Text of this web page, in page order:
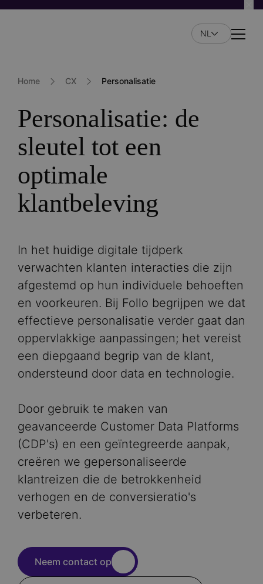
Overslaan
gaan
NL
Home CX Personalisatie
Personalisatie: de
sleutel tot een
optimale
klantbeleving
In het huidige digitale tijdperk
verwachten klanten interacties die zijn
afgestemd op hun individuele behoeften
en voorkeuren. Bij Follo begrijpen we dat
effectieve personalisatie verder gaat dan
oppervlakkige aanpassingen; het vereist
een diepgaand begrip van de klant,
ondersteund door data en technologie.
Door gebruik te maken van
geavanceerde Customer Data Platforms
(CDP's) en een geïntegreerde aanpak,
creëren we gepersonaliseerde
klantreizen die de betrokkenheid
verhogen en de conversieratio's
verbeteren.​
Neem contact op